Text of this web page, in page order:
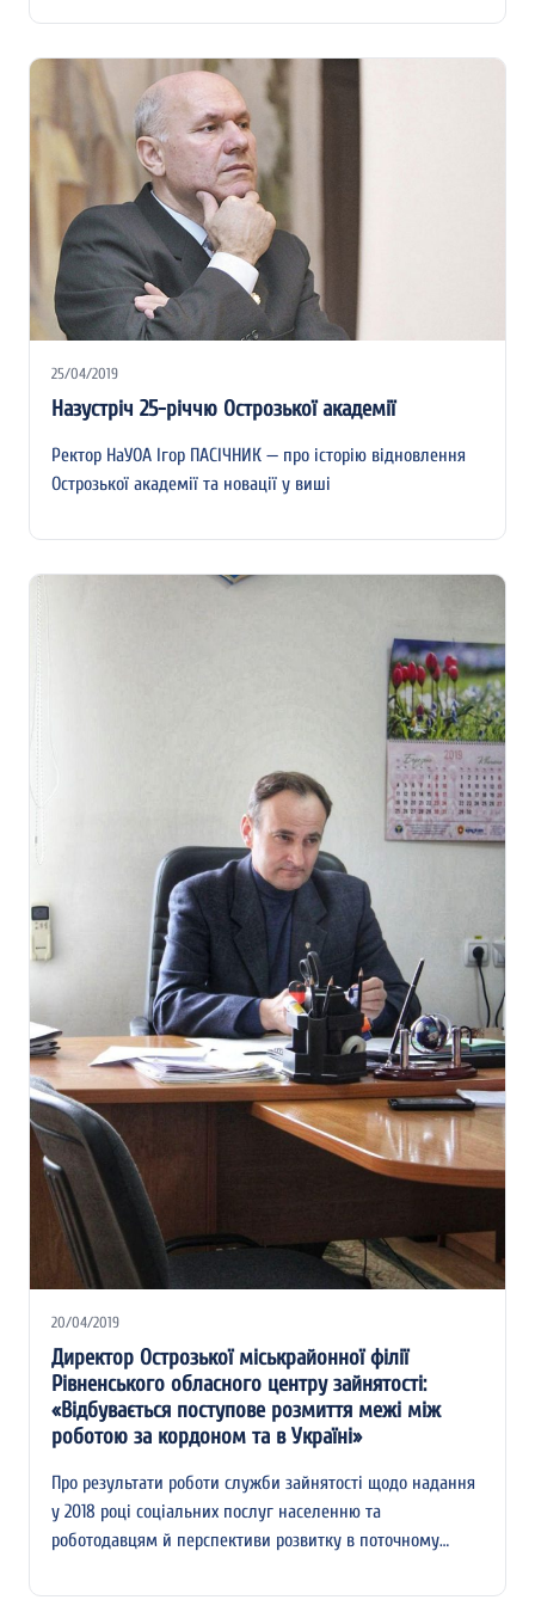
25/04/2019
Назустріч 25-річчю Острозької академії
Ректор НаУОА Ігор ПАСІЧНИК — про історію відновлення
Острозької академії та новації у виші
20/04/2019
Директор Острозької міськрайонної філії
Рівненського обласного центру зайнятості:
«Відбувається поступове розмиття межі між
роботою за кордоном та в Україні»
Про результати роботи служби зайнятості щодо надання
у 2018 році соціальних послуг населенню та
роботодавцям й перспективи розвитку в поточному…